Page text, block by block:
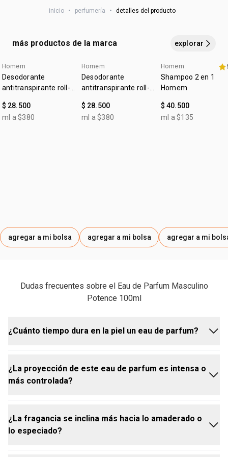
aplícala en zonas como las muñecas, el cuello y detrás de
inicio • perfumería • detalles del producto
más productos de la marca explorar
4u al 40%
Homem
Desodorante
antitranspirante roll-
$ 28.500
ml a $380
agregar a mi bolsa
4u al 40%
Homem
Desodorante
antitranspirante roll-
perfume
$ 28.500
ml a $380
agregar a mi bolsa
Homem
Shampoo 2 en 1
Homem
$ 40.500
ml a $135
agregar a mi
Dudas frecuentes sobre el Eau de Parfum Masculino
Potence 100ml
¿Cuánto tiempo dura en la piel un eau de parfum?
Un eau de parfum suele durar hasta 10 horas en la
piel, debido a su alta concentración de aceites
noche.
¿La proyección de este eau de parfum es intensa o
más controlada?
El sofisticado perfume masculino Potence tiene una
proyección intensa y envolvente, con un toque
¿La fragancia se inclina más hacia lo amaderado o
lo especiado?